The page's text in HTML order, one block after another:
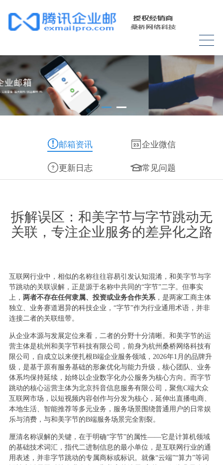
邮箱资讯 企业微信
更新日志 常见问题
拆解误区：和美字节与字节跳动无
关联，专注企业服务的差异化之路
互联网行业中，相似的名称往往容易引发认知混淆，和美字节与字
节跳动的关联误解，正是源于名称中共同的“字节”二字。但事实
上， 两者不存在任何隶属、投资或业务合作关系，是两家工商主体
独立、业务赛道迥异的科技企业，“字节”作为行业通用术语，并非
连接二者的关联纽带。
从企业本源与发展定位来看，二者的分野十分清晰。和美字节的运
营主体是杭州和美字节科技有限公司，前身为杭州桑桥网络科技有
限公司，自成立以来便扎根B端企业服务领域，2026年1月的品牌升
级，是基于原有服务基础的形象优化与能力升级，核心团队、业务
体系均保持延续，始终以企业数字化办公服务为核心方向。而字节
跳动的核心运营主体为北京抖音信息服务有限公司，聚焦C端大众
互联网市场，以短视频内容创作与分发为核心，延伸出直播电商、
本地生活、智能推荐等多元业务，服务场景围绕普通用户的日常娱
乐与消费，与和美字节的B端服务场景完全割裂。
厘清名称误解的关键，在于明确“字节”的属性——它是计算机领域
的基础技术词汇，指代二进制信息的最小单位，是互联网行业的通
用表述，并非字节跳动的专属商标或标识。就像“云端”“算力”等词